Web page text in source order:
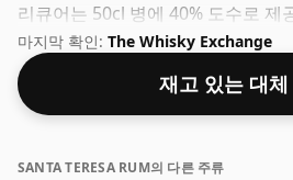
리큐어는 50cl 병에 40% 도수로 제
마지막 확인: The Whisky Exchange
재고 있는 대
SANTA TERESA RUM의 다른 주류